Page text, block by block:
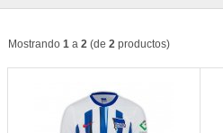
Mostrando 1a 2(de 2productos)